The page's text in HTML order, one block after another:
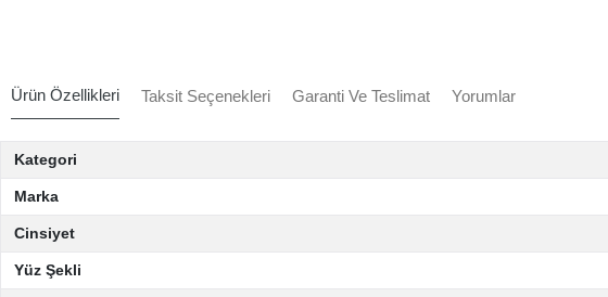
Ürün Özellikleri Taksit Seçenekleri Garanti Ve Teslimat Yorumlar
Kategori
Marka
Cinsiyet
Yüz Şekli